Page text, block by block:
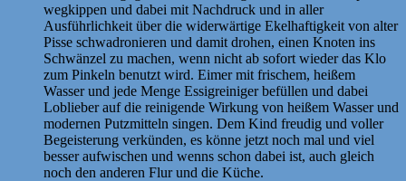
wegkippen und dabei mit Nachdruck und in aller
Ausführlichkeit über die widerwärtige Ekelhaftigkeit von alter
Pisse schwadronieren und damit drohen, einen Knoten ins
Schwänzel zu machen, wenn nicht ab sofort wieder das Klo
zum Pinkeln benutzt wird. Eimer mit frischem, heißem
Wasser und jede Menge Essigreiniger befüllen und dabei
Loblieber auf die reinigende Wirkung von heißem Wasser und
modernen Putzmitteln singen. Dem Kind freudig und voller
Begeisterung verkünden, es könne jetzt noch mal und viel
besser aufwischen und wenns schon dabei ist, auch gleich
noch den anderen Flur und die Küche.